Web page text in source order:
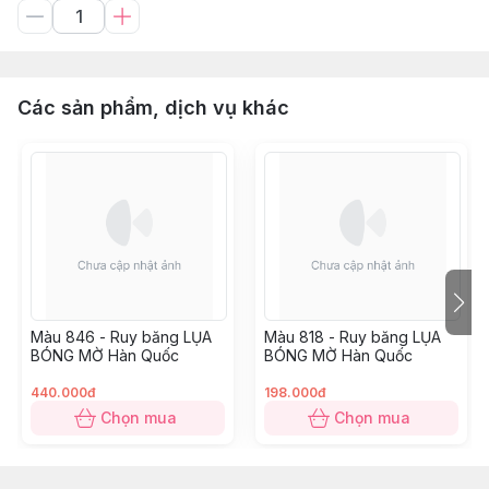
Các sản phẩm, dịch vụ khác
Màu 846 - Ruy băng LỤA
BÓNG MỜ Hàn Quốc
440.000đ
Chọn mua
Màu 818 - Ruy băng LỤA
BÓNG MỜ Hàn Quốc
198.000đ
Chọn mua